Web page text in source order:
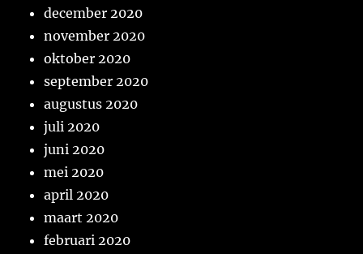
december 2020
november 2020
oktober 2020
september 2020
augustus 2020
juli 2020
juni 2020
mei 2020
april 2020
maart 2020
februari 2020